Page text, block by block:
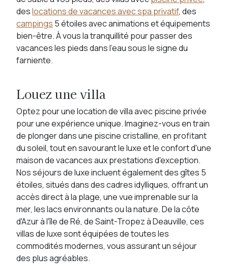
deslocations de vacances avec spa privatif, des
campings 5 étoiles avec animations et équipements
bien-être. À vous la tranquillité pour passer des
vacances les pieds dans l'eau sous le signe du
farniente.
Louez une villa
Optez pour une location de villa avec piscine privée
pour une expérience unique. Imaginez-vous en train
de plonger dans une piscine cristalline, en profitant
du soleil, tout en savourant le luxe et le confort d'une
maison de vacances aux prestations d'exception.
Nos séjours de luxe incluent également des gîtes 5
étoiles, situés dans des cadres idylliques, offrant un
accès direct à la plage, une vue imprenable sur la
mer, les lacs environnants ou la nature. De la côte
d'Azur à l'île de Ré, de Saint-Tropez à Deauville, ces
villas de luxe sont équipées de toutes les
commodités modernes, vous assurant un séjour
des plus agréables.